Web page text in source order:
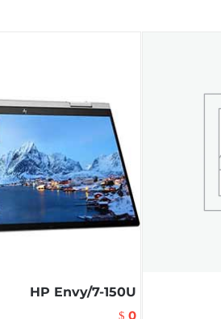
HP Envy/7-150U
$ 0